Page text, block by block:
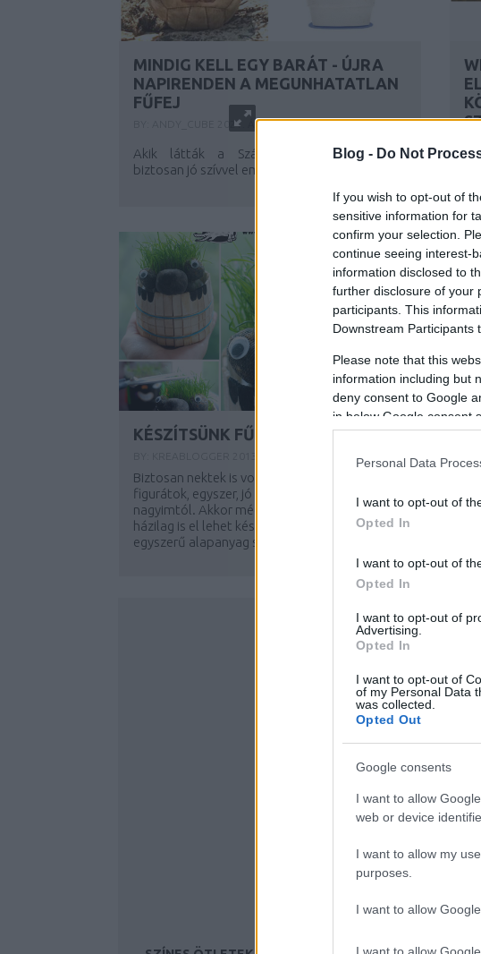
Blog - Do Not
If you wish to opt-out of
sensitive information for
confirm your selection.
continue seeing interest-
information disclosed to
further disclosure of your
participants. This
Downstream Participants
Please note that this
information including but
deny consent to Google
in below Google consent
Personal Data
I want to opt-out of
Opted In
I want to opt-out of
Opted In
I want to opt-out of
Advertising.
Opted In
I want to opt-out of
of my Personal Data
was collected.
Opted Out
Google consents
I want to allow
web or device
I want to allow my
purposes.
I want to allow
MINDIG KELL EGY BARÁT - ÚJRA
NAPIRENDEN A MEGUNHATATLAN
FŰFEJ
2021. ÁPR 13.
Akik látták a Számkivetett című filmet,
biztosan jó szívvel emlékeznek vissza...
...
KÉSZÍTSÜNK FŰFEJET!
Biztosan nektek is volt már ilyen vicces
figurátok, egyszer, jó régen én is kaptam a
nagyimtól. Akkor még nem tudtam, hogy
házilag is el lehet készíteni, pedig csak néhány
egyszerű alapanyag szükséges hozzá. A...